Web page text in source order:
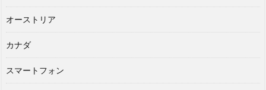
オーストリア
カナダ
スマートフォン